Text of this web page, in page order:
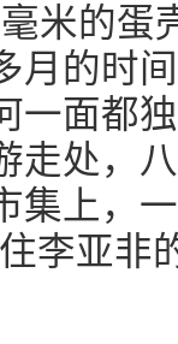
米的蛋
月的时
一面都
走处，
集上，
李亚非